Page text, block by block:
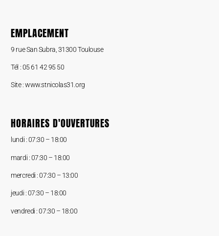
EMPLACEMENT
9 rue San Subra, 31300 Toulouse
Tél : 05 61 42 95 50
Site : www.stnicolas31.org
HORAIRES D'OUVERTURES
lundi :07:30 – 18:00
mardi : 07:30 – 18:00
mercredi : 07:30 – 13:00
jeudi : 07:30 – 18:00
vendredi : 07:30 – 18:00